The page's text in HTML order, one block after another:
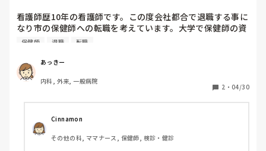
大丈夫です、17年も頑張ってくれている人に辞めてほしいなん
て思ってないですよ！👍🏻
師長さんと気軽に話しやすい間柄とかであれば、冗談ぽく「そ
か聞いてみるのはいかがでしょうか。
きっと「そんなわけない！💦」と言われると思いますよ☺️
看護師歴10年の看護師です。この度会社都合で退職する事に
なり市の保健師への転職を考えています。大学で保健師の資
格をとりましたが、保健師の経験は一度もなしです。看護師
た事など何でも良いのでお話しお聞きしたいです。
保健師 退職 転職
あっきー
内科, 外来, 一般病院
2 ・ 04/30
Cinnamon
その他の科, ママナース, 保健師, 検診・健診